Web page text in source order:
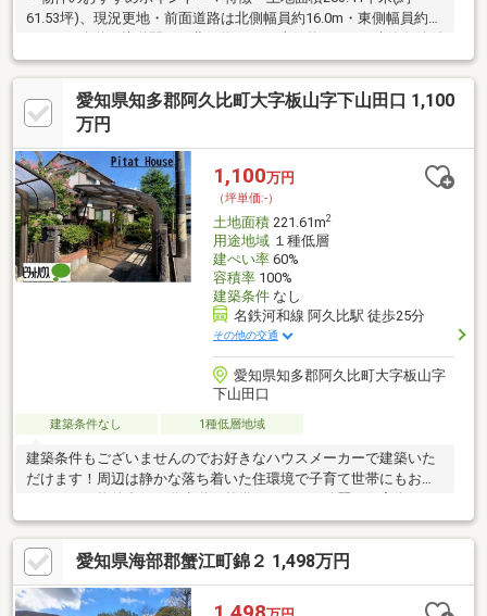
61.53坪)、現況更地・前面道路は北側幅員約16.0m・東側幅員約
宅地販売ではありません・お好きなハウスメーカー・工務店を選
んで建築できます・建ぺい率60％・容積率200％・都市ガス対応
▼周辺環境・ローソン阿久比草木店 徒歩1分(約70m)・阿久比立草
木小学校 徒歩10分(約740m)・柏原公園 徒歩3分(約210m)■ ご希望
相談はお気軽にお問い合わせください。
愛知県知多郡阿久比町大字板山字下山田口 1,100
万円
1,100万円
（坪単価:-）
土地面積221.61m2
用途地域１種低層
建ぺい率60%
容積率100%
建築条件なし
名鉄河和線 阿久比駅 徒歩25分
その他の交通
愛知県知多郡阿久比町大字板山字
下山田口
建築条件なし 1種低層地域
建築条件もございませんのでお好きなハウスメーカーで建築いた
だけます！周辺は静かな落ち着いた住環境で子育て世帯にもおす
す！
愛知県海部郡蟹江町錦２ 1,498万円